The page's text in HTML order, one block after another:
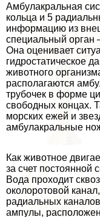
Амбулакральная
кольца и 5
информацию из
специальный орган
Она оценивает
гидростатическое
животного
располагаются
трубочек в форме
свободных концах.
морских ежей и
амбулакральные
Как животное
за счет постоянной
Вода проходит
околоротовой
радиальных
ампулы,